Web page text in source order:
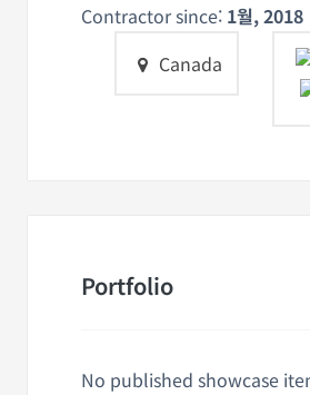
Contractor since: 1월, 2018
Canada
Portfolio
No published showcase